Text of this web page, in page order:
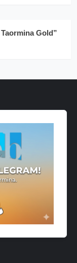
Gold”